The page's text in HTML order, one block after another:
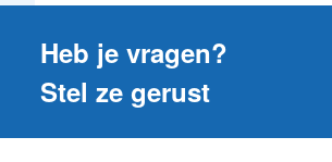
Heb je vragen?
Stel ze gerust